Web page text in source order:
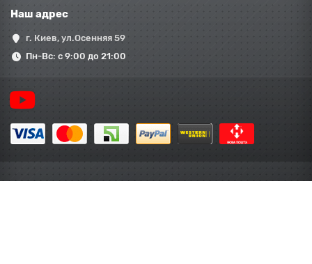
Наш адрес
г. Киев, ул.Осенняя 59
Пн-Вс: с 9:00 до 21:00